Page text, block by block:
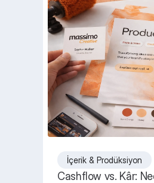
İçerik & Prodüksiyon
Cashflow vs. Kâr: